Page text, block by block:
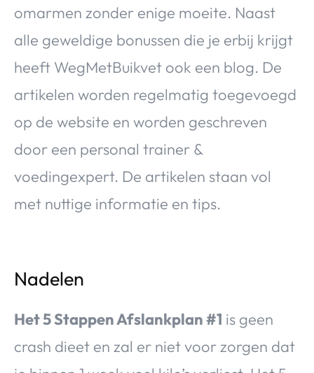
omarmen zonder enige moeite. Naast
alle geweldige bonussen die je erbij krijgt
heeft WegMetBuikvet ook een blog. De
artikelen worden regelmatig toegevoegd
op de website en worden geschreven
door een personal trainer &
voedingexpert. De artikelen staan vol
met nuttige informatie en tips.
Nadelen
Het 5 Stappen Afslankplan #1 is geen
crash dieet en zal er niet voor zorgen dat